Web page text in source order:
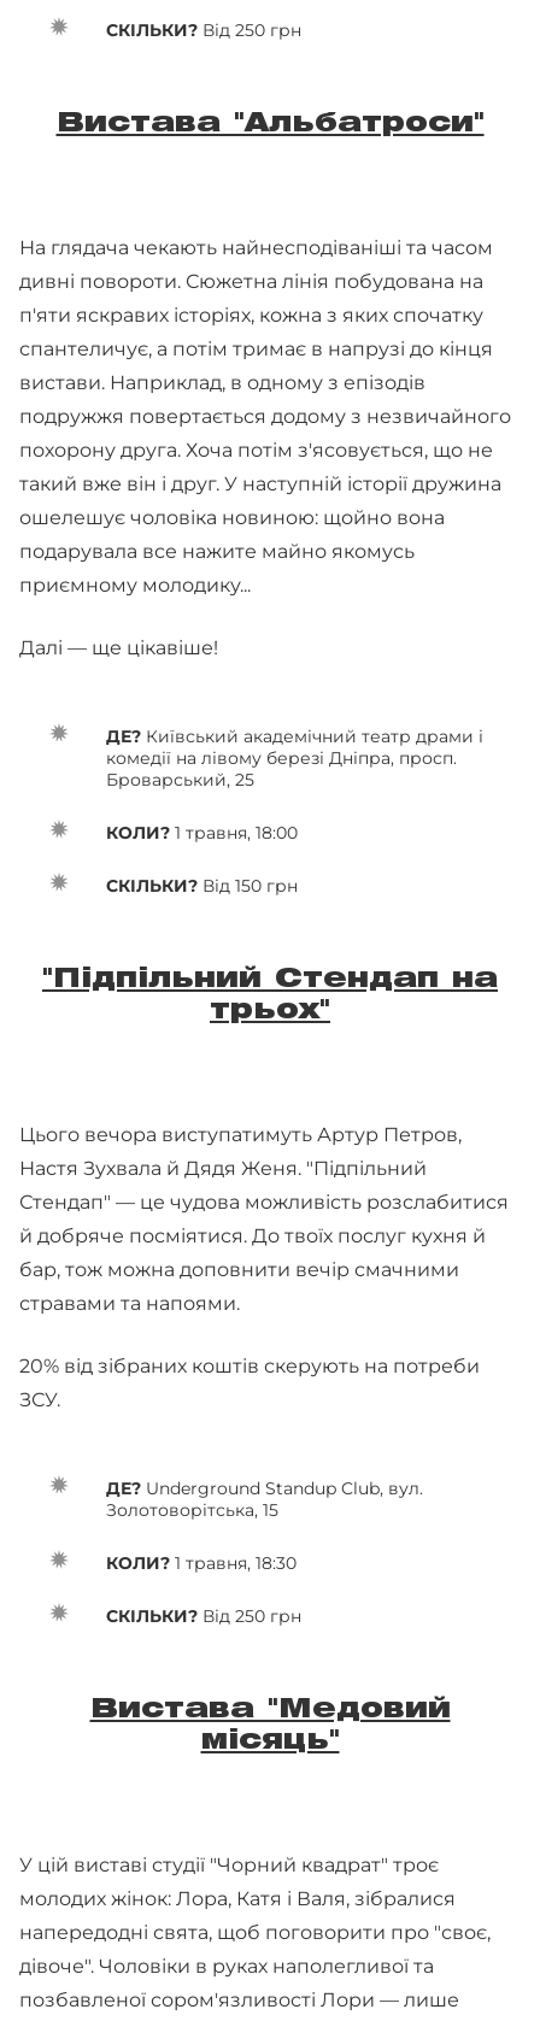
СКІЛЬКИ? Від 250 грн
Вистава "Альбатроси"
На глядача чекають найнесподіваніші та часом
дивні повороти. Сюжетна лінія побудована на
п'яти яскравих історіях, кожна з яких спочатку
спантеличує, а потім тримає в напрузі до кінця
вистави. Наприклад, в одному з епізодів
подружжя повертається додому з незвичайного
похорону друга. Хоча потім з'ясовується, що не
такий вже він і друг. У наступній історії дружина
ошелешує чоловіка новиною: щойно вона
подарувала все нажите майно якомусь
приємному молодику...
Далі — ще цікавіше!
ДЕ? Київський академічний театр драми і
комедії на лівому березі Дніпра, просп.
Броварський, 25
КОЛИ? 1 травня, 18:00
СКІЛЬКИ? Від 150 грн
"Підпільний Стендап на
трьох"
Цього вечора виступатимуть Артур Петров,
Настя Зухвала й Дядя Женя. "Підпільний
Стендап" — це чудова можливість розслабитися
й добряче посміятися. До твоїх послуг кухня й
бар, тож можна доповнити вечір смачними
стравами та напоями.
20% від зібраних коштів скерують на потреби
ЗСУ.
ДЕ? Underground Standup Club, вул.
Золотоворітська, 15
КОЛИ? 1 травня, 18:30
СКІЛЬКИ? Від 250 грн
Вистава "Медовий
місяць"
У цій виставі студії "Чорний квадрат" троє
молодих жінок: Лора, Катя і Валя, зібралися
напередодні свята, щоб поговорити про "своє,
дівоче". Чоловіки в руках наполегливої та
позбавленої сором'язливості Лори — лише